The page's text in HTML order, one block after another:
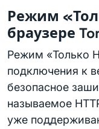
Режим
браузере
Режим «Только
подключения к
безопасное
называемое
уже